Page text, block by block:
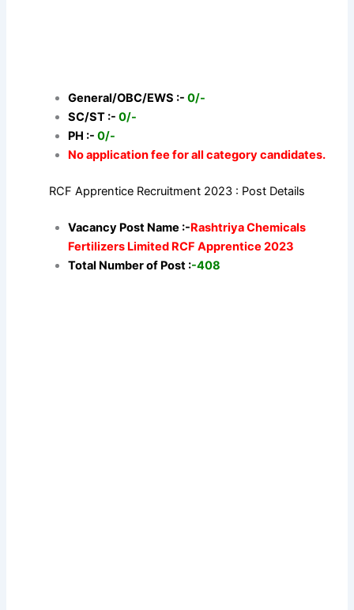
General/OBC/EWS :-0/-
SC/ST :- 0/-
PH :-0/-
No application fee for all category candidates.
RCF Apprentice Recruitment 2023 : Post Details
Vacancy Post Name :-Rashtriya Chemicals
Fertilizers Limited RCF Apprentice 2023
Total Number of Post :-408